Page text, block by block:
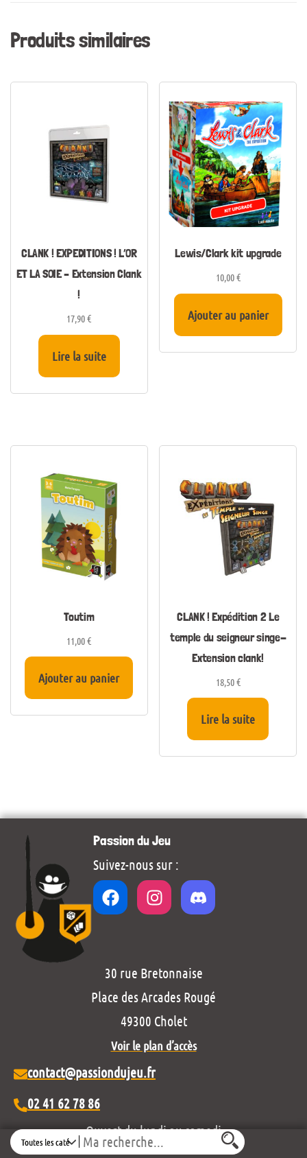
Search
Produits similaires
CLANK ! EXPEDITIONS ! L’OR
ET LA SOIE – Extension Clank
!
17,90€
Lire la suite
Lewis/Clark kit upgrade
10,00€
Ajouter au panier
Toutim
11,00€
Ajouter au panier
CLANK ! Expédition 2 Le
temple du seigneur singe-
Extension clank!
18,50€
Lire la suite
Passion du Jeu
Suivez-nous sur :
30 rue Bretonnaise
Place des Arcades Rougé
49300 Cholet
Voir le plan d’accès
contact@passiondujeu.fr
02 41 62 78 86
Ouvert du lundi au samedi
de 10h00 à 19h30